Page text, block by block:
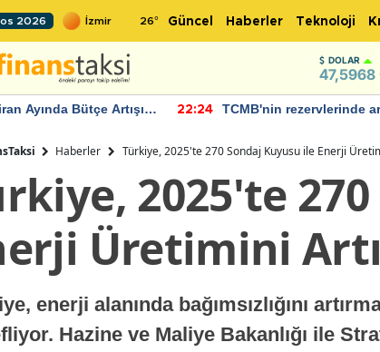
2026 26° Güncel Haberler Teknoloji
DOLAR
47,5968
Ayında Bütçe Artışı
22:24
TCMB'nin rezervlerinde
Haberler Türkiye, 2025'te 270 Sondaj Kuyusu ile Enerji
2025'te
Üretimini
enerji alanında bağımsızlığını
Hazine ve Maliye Bakanlığı ile